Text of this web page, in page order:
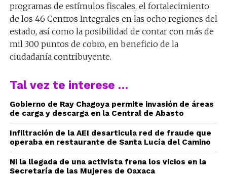
programas de estímulos fiscales, el fortalecimiento
de los 46 Centros Integrales en las ocho regiones del
estado, así como la posibilidad de contar con más de
mil 300 puntos de cobro, en beneficio de la
ciudadanía contribuyente.
Tal vez te interese …
Gobierno de Ray Chagoya permite invasión de áreas
de carga y descarga en la Central de Abasto
Infiltración de la AEI desarticula red de fraude que
operaba en restaurante de Santa Lucía del Camino
Ni la llegada de una activista frena los vicios en la
Secretaría de las Mujeres de Oaxaca